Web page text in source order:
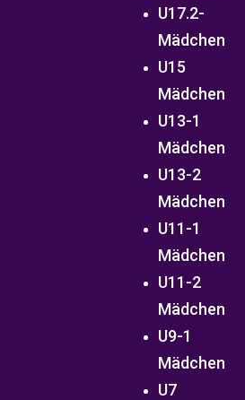
U17.2-
Mädchen
U15
Mädchen
U13-1
Mädchen
U13-2
Mädchen
U11-1
Mädchen
U11-2
Mädchen
U9-1
Mädchen
U7